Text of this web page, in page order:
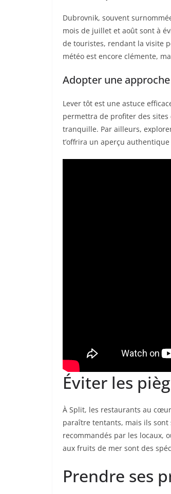
Dubrovnik, souvent
mois de juillet et août sont à
de touristes, rendant la visite
météo est encore clémente,
Adopter une
Lever tôt est une astuce
permettra de profiter des
tranquille. Par ailleurs,
t’offrira un aperçu
Éviter les
À Split, les restaurants au
paraître tentants, mais ils
recommandés par les locaux,
aux fruits de mer sont des
Prendre ses